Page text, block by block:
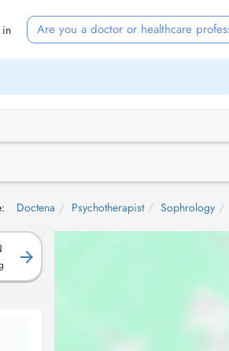
in Are you a doctor or healthcare
Doctena Psychotherapist Sophrology